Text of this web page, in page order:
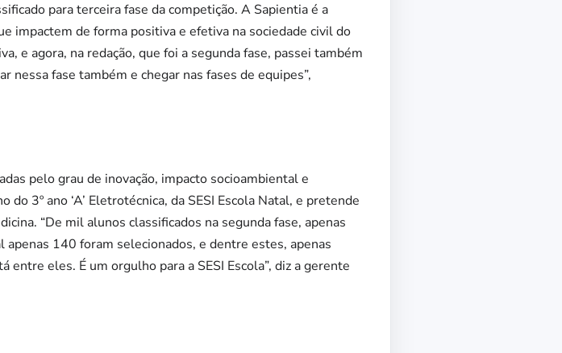
para terceira fase da competição. A Sapientia é a
impactem de forma positiva e efetiva na sociedade civil do
e agora, na redação, que foi a segunda fase, passei também
nessa fase também e chegar nas fases de equipes”,
pelo grau de inovação, impacto socioambiental e
3º ano ‘A’ Eletrotécnica, da SESI Escola Natal, e pretende
“De mil alunos classificados na segunda fase, apenas
140 foram selecionados, e dentre estes, apenas
eles. É um orgulho para a SESI Escola”, diz a gerente